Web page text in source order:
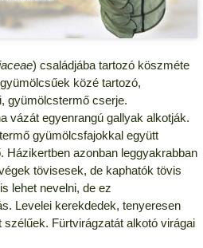
) családjába tartozó köszméte
közé tartozó,
gyümölcstermő cserje.
vázát egyenrangú gallyak alkotják.
gyümölcsfajokkal együtt
Házikertben azonban leggyakrabban
tövisesek, de kaphatók tövis
lehet nevelni, de ez
Levelei kerekdedek, tenyeresen
Fürtvirágzatát alkotó virágai